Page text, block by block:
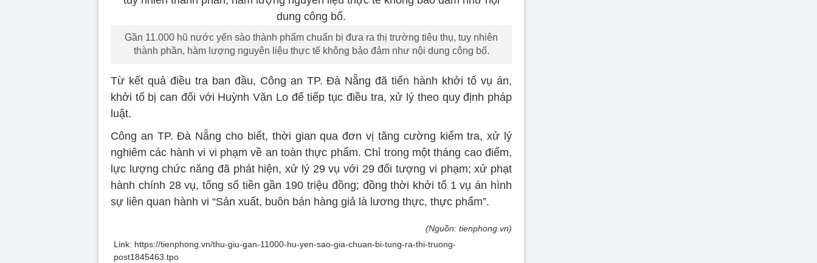
Gần 11.000 hũ nước yến sào thành phẩm chuẩn bị đưa ra thị trường tiêu thụ, tuy nhiên
thành phần, hàm lượng nguyên liệu thực tế không bảo đảm như nội dung công bố.
Từ kết quả điều tra ban đầu, Công an TP. Đà Nẵng đã tiến hành khởi tố vụ án,
khởi tố bị can đối với Huỳnh Văn Lo để tiếp tục điều tra, xử lý theo quy định pháp
luật.
Công an TP. Đà Nẵng cho biết, thời gian qua đơn vị tăng cường kiểm tra, xử lý
nghiêm các hành vi vi phạm về an toàn thực phẩm. Chỉ trong một tháng cao điểm,
lực lượng chức năng đã phát hiện, xử lý 29 vụ với 29 đối tượng vi phạm; xử phạt
hành chính 28 vụ, tổng số tiền gần 190 triệu đồng; đồng thời khởi tố 1 vụ án hình
sự liên quan hành vi “Sản xuất, buôn bán hàng giả là lương thực, thực phẩm”.
(Nguồn: tienphong.vn)
Link: https://tienphong.vn/thu-giu-gan-11000-hu-yen-sao-gia-chuan-bi-tung-ra-thi-truong-
post1845463.tpo